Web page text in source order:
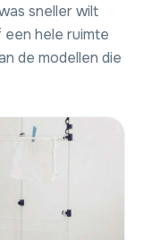
sneller wilt
hele ruimte
de modellen die